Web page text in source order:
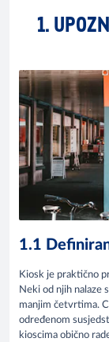
1.
1.1
Kiosk je praktično
Neki od njih nalaze
manjim četvrtima.
određenom
kioscima obično